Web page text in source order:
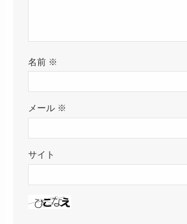
名前 ※
メール ※
サイト